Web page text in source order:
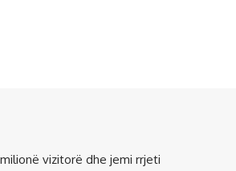
vizitorë dhe jemi rrjeti